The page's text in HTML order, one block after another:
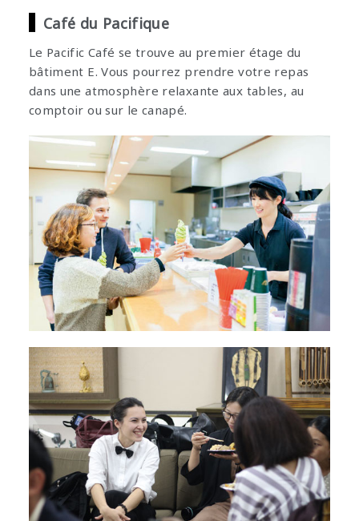
Café du Pacifique
Le Pacific Café se trouve au premier étage du
bâtiment E. Vous pourrez prendre votre repas
dans une atmosphère relaxante aux tables, au
comptoir ou sur le canapé.